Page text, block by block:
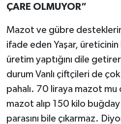
ÇARE OLMUYOR”
Mazot ve gübre
ifade eden Yaşar, üreticinin
üretim yaptığını dile
durum Vanlı çiftçileri de
pahalı. 70 liraya mazot
mazot alıp 150 kilo
parasını bile çıkarmaz.